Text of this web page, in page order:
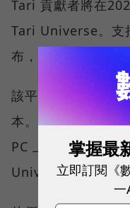
Tari 貢獻者將在
Tari Universe。支
布，以配合 Tari 創
該平台將自動將
本。Tari Universe
PC 上運行。Tari
Universe 易於訪問
掌握最
立即訂閱《
一